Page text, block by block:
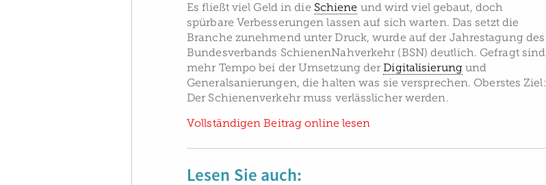
Es fließt viel Geld in die Schiene und wird viel gebaut, doch
spürbare Verbesserungen lassen auf sich warten. Das setzt die
Branche zunehmend unter Druck, wurde auf der Jahrestagung des
Bundesverbands SchienenNahverkehr (BSN) deutlich. Gefragt sind
mehr Tempo bei der Umsetzung derDigitalisierungund
Generalsanierungen, die halten was sie versprechen. Oberstes Ziel:
Der Schienenverkehr muss verlässlicher werden.
Vollständigen Beitrag online lesen
Lesen Sie auch: